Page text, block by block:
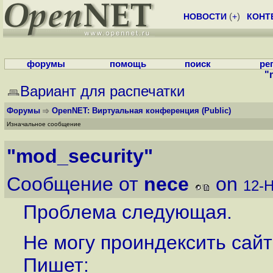
НОВОСТИ (+)
форумы помощь поиск
Вариант для распечатки
Форумы OpenNET: Виртуальная конференция (Public)
Изначальное сообщение
"mod_security"
Сообщение от nece on 12-
Проблема следующая.
Не могу проиндексить
Пишет: